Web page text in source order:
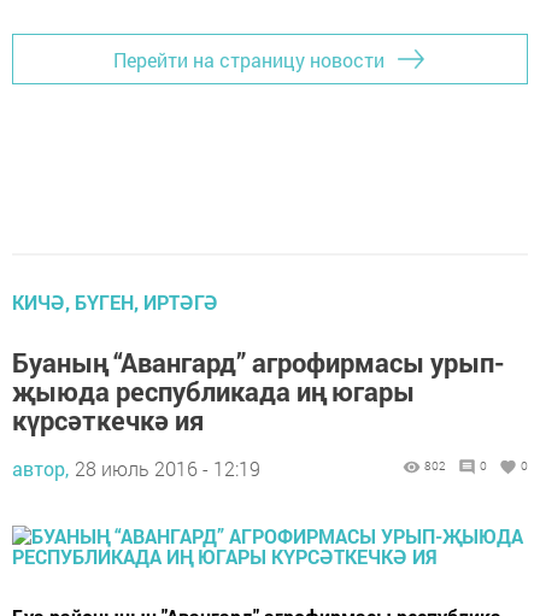
Перейти на страницу новости
КИЧӘ, БҮГЕН, ИРТӘГӘ
Буаның “Авангард” агрофирмасы урып-
җыюда республикада иң югары
күрсәткечкә ия
автор, 28 июль 2016 - 12:19 802 0 0